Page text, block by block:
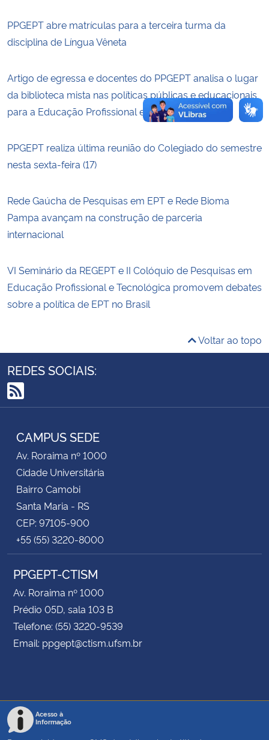
Gabinete de Segurança Institucional
Banco Central do Brasil
Planalto
PPGEPT abre matrículas para a terceira turma da
disciplina de Língua Vêneta
Artigo de egressa e docentes do PPGEPT analisa o lugar
da biblioteca mista nas políticas públicas e educacionais
para a Educação Profissional e Tecnológica
PPGEPT realiza última reunião do Colegiado do semestre
nesta sexta-feira (17)
Rede Gaúcha de Pesquisas em EPT e Rede Bioma
Pampa avançam na construção de parceria
internacional
VI Seminário da REGEPT e II Colóquio de Pesquisas em
Educação Profissional e Tecnológica promovem debates
sobre a política de EPT no Brasil
Voltar ao topo
REDES SOCIAIS:
RSS
CAMPUS SEDE
Av. Roraima nº 1000
Cidade Universitária
Bairro Camobi
Santa Maria - RS
CEP: 97105-900
+55 (55) 3220-8000
PPGEPT-CTISM
Av. Roraima nº 1000
Prédio 05D, sala 103 B
Telefone: (55) 3220-9539
Email: ppgept@ctism.ufsm.br
Acesso à
Informação